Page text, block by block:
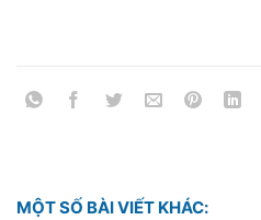
MỘT SỐ BÀI VIẾT KHÁC: